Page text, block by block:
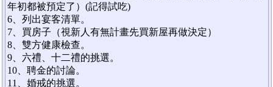
年初都被預定了）(記得試吃)
6、列出宴客清單。
7、買房子（視新人有無計畫先買新屋再做決定）
8、雙方健康檢查。
9、六禮、十二禮的挑選。
10、聘金的討論。
11、婚戒的挑選。